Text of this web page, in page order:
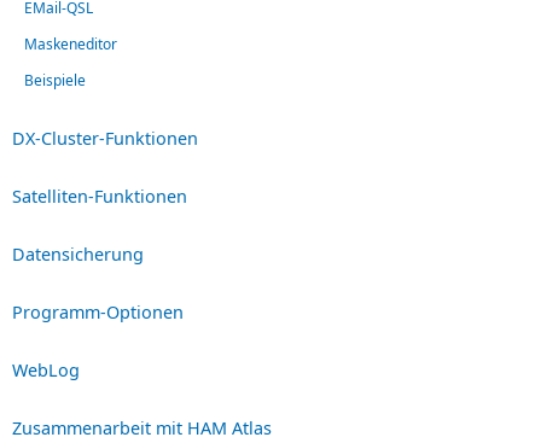
EMail-QSL
Maskeneditor
Beispiele
DX-Cluster-Funktionen
Satelliten-Funktionen
Datensicherung
Programm-Optionen
WebLog
Zusammenarbeit mit HAM Atlas